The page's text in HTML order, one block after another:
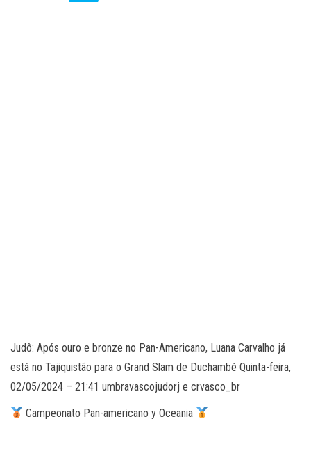
Judô: Após ouro e bronze no Pan-Americano, Luana Carvalho já
está no Tajiquistão para o Grand Slam de Duchambé Quinta-feira,
02/05/2024 – 21:41 umbravascojudorj e crvasco_br
Campeonato Pan-americano y Oceania